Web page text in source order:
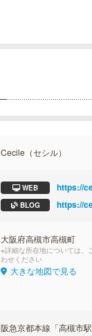
Cecile（セシル）
WEB https://
BLOG https://
大阪府高槻市高槻町
※詳細な所在地については、
わせください
大きな地図で見る
阪急京都本線「高槻市